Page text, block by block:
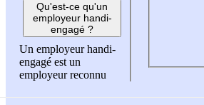
Qu'est-ce qu'un
employeur handi-
engagé ?
Un employeur handi-
engagé est un
employeur reconnu